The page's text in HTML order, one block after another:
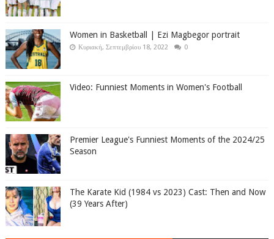
Women in Basketball | Ezi Magbegor portrait
Κυριακή, Σεπτεμβρίου 18, 2022 0
Video: Funniest Moments in Women's Football
Premier League's Funniest Moments of the 2024/25
Season
The Karate Kid (1984 vs 2023) Cast: Then and Now
(39 Years After)